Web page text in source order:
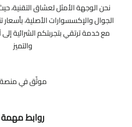
نحن الوجهة الأمثل لعشاق التقنية،
الجوال والإكسسوارات الأصلية، بأسعار
مع خدمة ترتقي بتجربتكم الشرائية
والتميز
موثّق في منصة
روابط مهمة